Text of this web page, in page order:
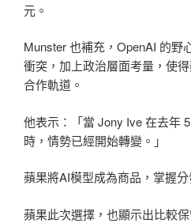
元。
Munster 也補充，OpenAI 的野
衝突，加上政治層面考量，使
合作軌道。
他表示：「當 Jony Ive 在去年
時，情勢已經開始轉變。」
蘋果將AI模型成為商品，掌握
蘋果此次選擇，也顯示出比較